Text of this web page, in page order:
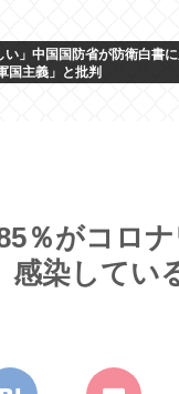
い」中国国防省が防衛白書
国主義」と批判
％がコロ
感染してい